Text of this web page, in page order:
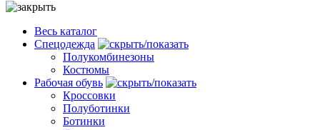
Весь каталог
Спецодежда
Полукомбинезоны
Костюмы
Рабочая обувь
Кроссовки
Полуботинки
Ботинки